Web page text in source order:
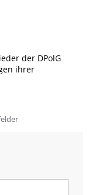
der DPolG
ihrer